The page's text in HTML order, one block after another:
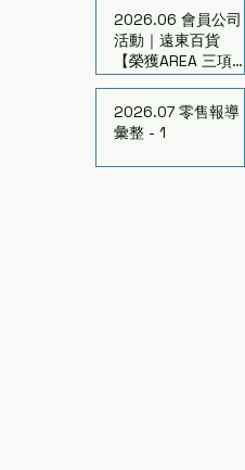
2026.06 會員公司
活動｜遠東百貨
【榮獲AREA 三項大
獎】連續7年獲頒15
座獎
2026.07 零售報導
彙整 - 1